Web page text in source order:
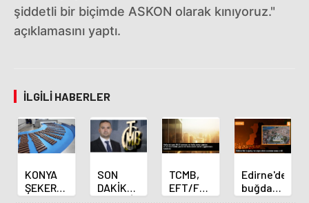
şiddetli bir biçimde ASKON olarak kınıyoruz."
açıklamasını yaptı.
İLGILI HABERLER
KONYA
ŞEKER
SON
DAKİKA
TCMB,
EFT/FAST
Edirne'de
buğday